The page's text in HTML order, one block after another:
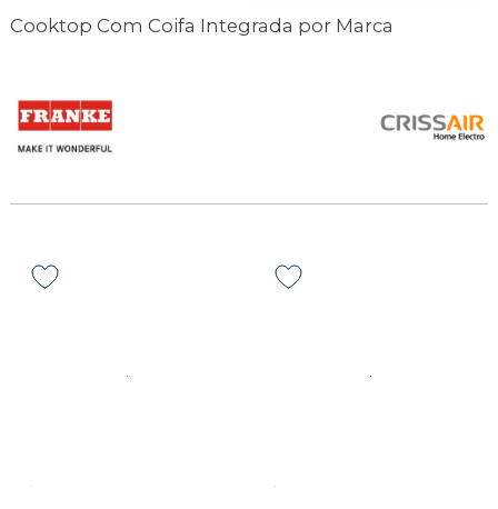
Cooktop Com Coifa Integrada por Marca